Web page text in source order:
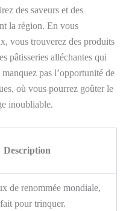
des saveurs et des
la région. En vous
vous trouverez des produits
pâtisseries alléchantes qui
pas l’opportunité de
où vous pourrez goûter le
inoubliable.
Description
de renommée mondiale,
pour trinquer.